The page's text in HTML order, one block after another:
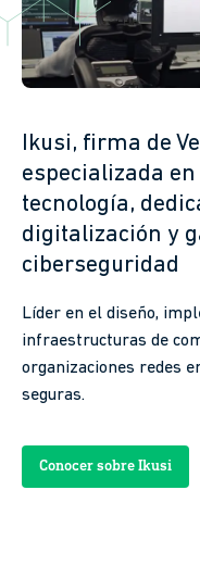
Ikusi, firma de
especializada
tecnología,
digitalización y
ciberseguridad
Líder en el diseño,
infraestructuras de
organizaciones redes
seguras.
Conocer sobre Ikusi